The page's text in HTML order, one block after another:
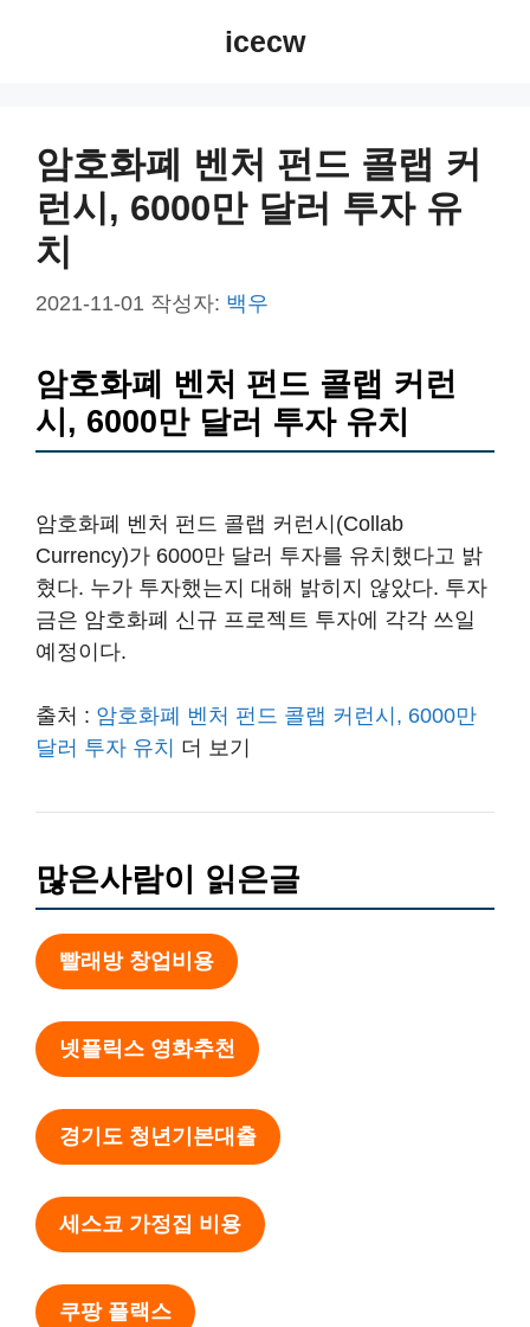
icecw
암호화폐 벤처 펀드 콜랩 커
런시, 6000만 달러 투자 유
치
2021-11-01 작성자: 백우
암호화폐 벤처 펀드 콜랩 커런
시, 6000만 달러 투자 유치
암호화폐 벤처 펀드 콜랩 커런시(Collab
Currency)가 6000만 달러 투자를 유치했다고 밝
혔다. 누가 투자했는지 대해 밝히지 않았다. 투자
금은 암호화폐 신규 프로젝트 투자에 각각 쓰일
예정이다.
출처 : 암호화폐 벤처 펀드 콜랩 커런시, 6000만
달러 투자 유치 더 보기
많은사람이 읽은글
빨래방 창업비용
넷플릭스 영화추천
경기도 청년기본대출
세스코 가정집 비용
쿠팡 플랙스